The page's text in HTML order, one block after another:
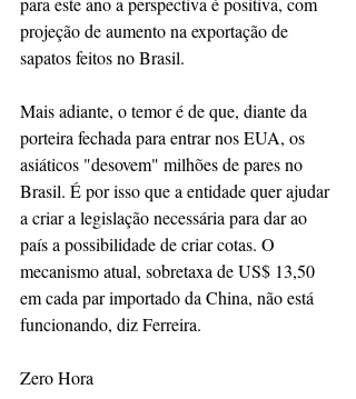
projeção de aumento na exportação de
sapatos feitos no Brasil.
Mais adiante, o temor é de que, diante da
porteira fechada para entrar nos EUA, os
asiáticos "desovem" milhões de pares no
Brasil. É por isso que a entidade quer ajudar
a criar a legislação necessária para dar ao
país a possibilidade de criar cotas. O
mecanismo atual, sobretaxa de US$ 13,50
em cada par importado da China, não está
funcionando, diz Ferreira.
Zero Hora